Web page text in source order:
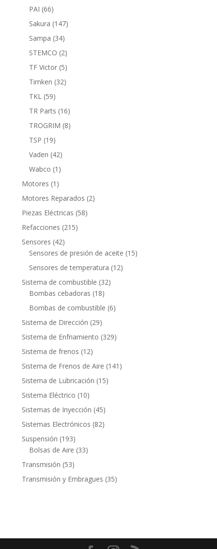
producto
PAI 6666
productos
Sakura 147147
Sampa 3434
productos
STEMCO 22
productos
TF Victor 55
productos
Timken 3232
TKL 5959
productos
TR Parts 1616
productos
TROGRIM 88
TSP 1919
productos
Vaden 4242
productos
Wabco 1 1
producto
Motores 1 1
producto
Motores Reparados 22
Piezas Eléctricas 5858
Refacciones 215215
Sensores 4242
productos
Sensores de presión de aceite 1515
Sensores de temperatura 1212
Sistema de combustible 3232
Bombas cebadoras 1818
productos
Bombas de combustible 66
Sistema de Dirección 2929
productos
Sistema de Enfriamiento 329329
Sistema de frenos 1212
productos
Sistema de Frenos de Aire 141 141
Sistema de Lubricación 1515
Sistema Eléctrico 1010
productos
Sistemas de Inyección 4545
productos
Sistemas Electrónicos 8282
Suspensión 193193
productos
Bolsas de Aire 3333
Transmisión 5353
productos
Transmisión y Embragues 3535